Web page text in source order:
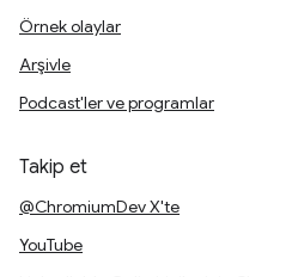
Örnek olaylar
Arşivle
Podcast'ler ve programlar
Takip et
@ChromiumDev X'te
YouTube